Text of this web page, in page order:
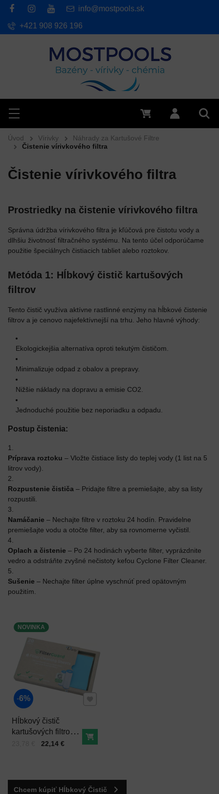
Hľadať
Menu Prihlásiť
info@mostpools.sk
+421 908 926 196
Úvod Vírivky
Náhrady za Kartušové Filtre
Čistenie vírivkového filtra
Čistenie vírivkového filtra
Prostriedky na čistenie vírivkového filtra
Správna údržba vírivkového filtra je kľúčová pre čistotu vody a
dlhšiu životnosť filtračného systému. Na tento účel odporúčame
použitie špeciálnych čistiacich tabliet alebo roztokov.
Metóda 1: Hĺbkový čistič kartušových
filtrov
Tento čistič využíva aktívne rastlinné enzýmy na hĺbkové čistenie
filtrov a je cenovo najefektívnejší na trhu. Jeho hlavné výhody:
Ekologickejšia alternatíva oproti tekutým čističom.
Minimalizuje odpad z obalov a prepravy.
Nižšie náklady na dopravu a emisie CO2.
Jednoduché použitie bez neporiadku a odpadu.
Postup čistenia:
Príprava roztoku – Vložte čistiace listy do teplej vody (1 list na 5
litrov vody).
Rozpustenie čističa – Pridajte filtre a premiešajte, aby sa listy
rozpustili.
Namáčanie – Nechajte filtre v roztoku 24 hodín. Pravidelne
premiešajte vodu a otočte filter, aby sa rovnomerne vyčistil.
Oplach a čistenie – Po 24 hodinách vyberte filter, vyprázdnite
vedro a odstráňte zvyšné nečistoty kefou Cyclone Filter Cleaner.
Sušenie – Nechajte filter úplne vyschnúť pred opätovným
použitím.
Hĺbkový čistič
kartušových filtrov
vo vírivke (20 listov)
Cena s DPH22,14 €
Pred zľavou: Do košíka
NOVINKA
6% Pridať k Obľúbeným
Chcem kúpiť Hĺbkový Čistič